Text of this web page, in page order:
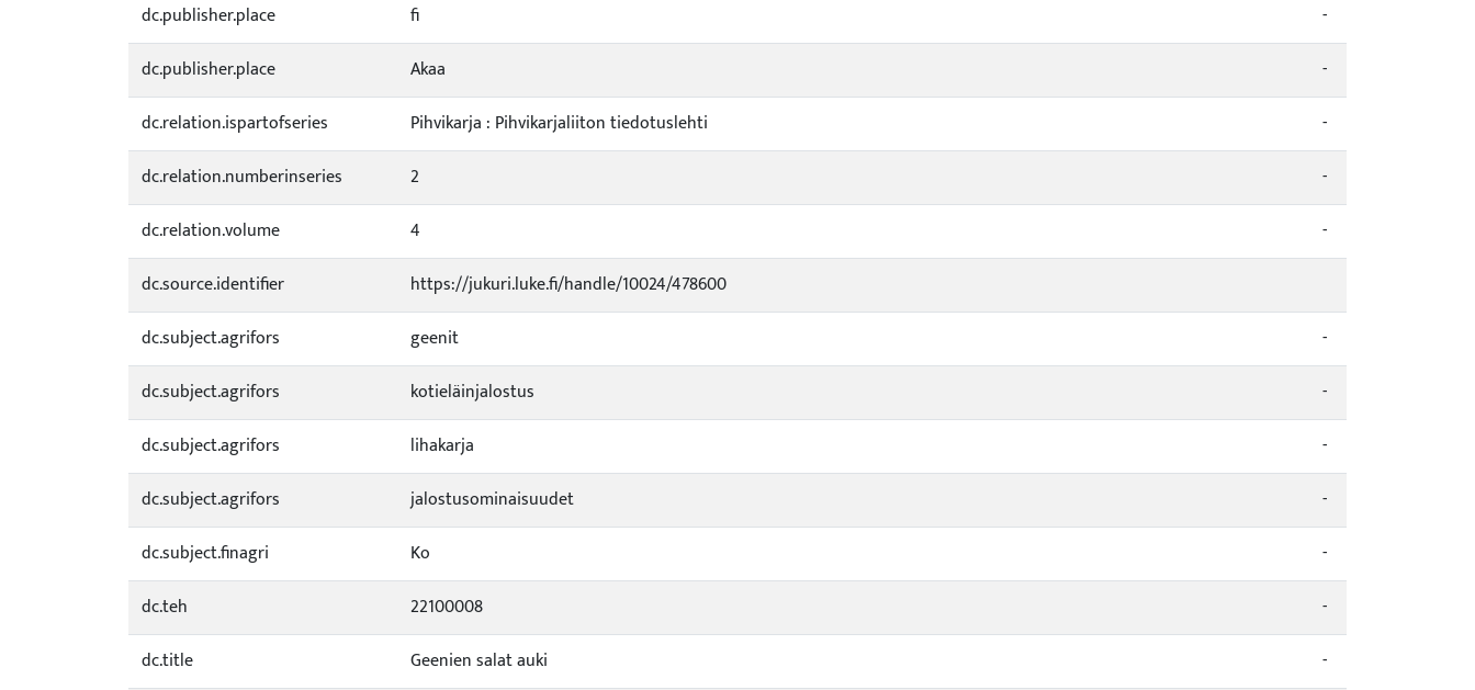
dc.publisher.place
fi
-
dc.publisher.place
Akaa
-
dc.relation.ispartofseries
Pihvikarja : Pihvikarjaliiton tiedotuslehti
-
dc.relation.numberinseries
2
-
dc.relation.volume
4
-
dc.source.identifier
https://jukuri.luke.fi/handle/10024/478600
dc.subject.agrifors
geenit
-
dc.subject.agrifors
kotieläinjalostus
-
dc.subject.agrifors
lihakarja
-
dc.subject.agrifors
jalostusominaisuudet
-
dc.subject.finagri
Ko
-
dc.teh
22100008
-
dc.title
Geenien salat auki -